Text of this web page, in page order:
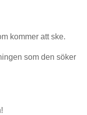
kommer att ske.
som den söker